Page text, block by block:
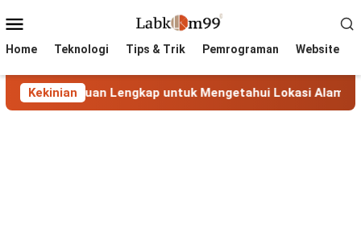
to
Menu
Home Teknologi Tips & Trik Pemrograman Website
Kekinian
Panduan Lengkap untuk Mengetahui Lokasi Alamat IP